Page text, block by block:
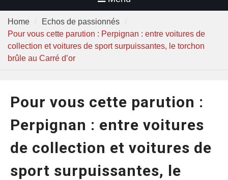
Home
Echos de passionnés
Pour vous cette parution : Perpignan : entre voitures de
collection et voitures de sport surpuissantes, le torchon
brûle au Carré d’or
Pour vous cette parution :
Perpignan : entre voitures
de collection et voitures de
sport surpuissantes, le